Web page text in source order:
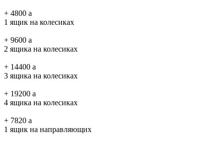
+ 4800 a
1 ящик на колесиках
+ 9600 a
2 ящика на колесиках
+ 14400 a
3 ящика на колесиках
+ 19200 a
4 ящика на колесиках
+ 7820 a
1 ящик на направляющих